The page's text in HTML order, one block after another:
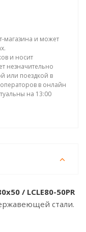
магазина и может
и носит
незначительно
или поездкой в
в онлайн
на 13:00
/ LСLE80-50PR
стали.